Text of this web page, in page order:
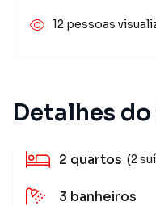
Detalhes
2 quartos (2
3 banheiros
12 pessoas